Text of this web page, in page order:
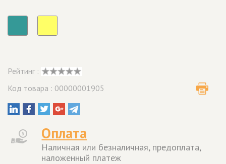
Рейтинг :
Код товара : 00000001905
Оплата
Наличная или безналичная, предоплата,
наложенный платеж